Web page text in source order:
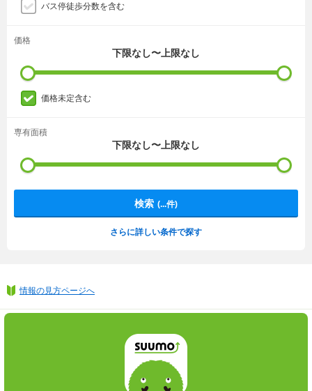
バス停徒歩分数を含む
価格
下限なし〜上限なし
価格未定含む
専有面積
下限なし〜上限なし
検索 (...件)
さらに詳しい条件で探す
情報の見方ページへ